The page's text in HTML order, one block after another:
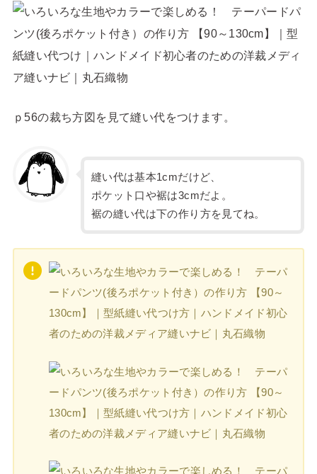
ｐ56の裁ち方図を見て縫い代をつけます。
縫い代は基本1cmだけど、
ポケット口や裾は3cmだよ。
裾の縫い代は下の作り方を見てね。